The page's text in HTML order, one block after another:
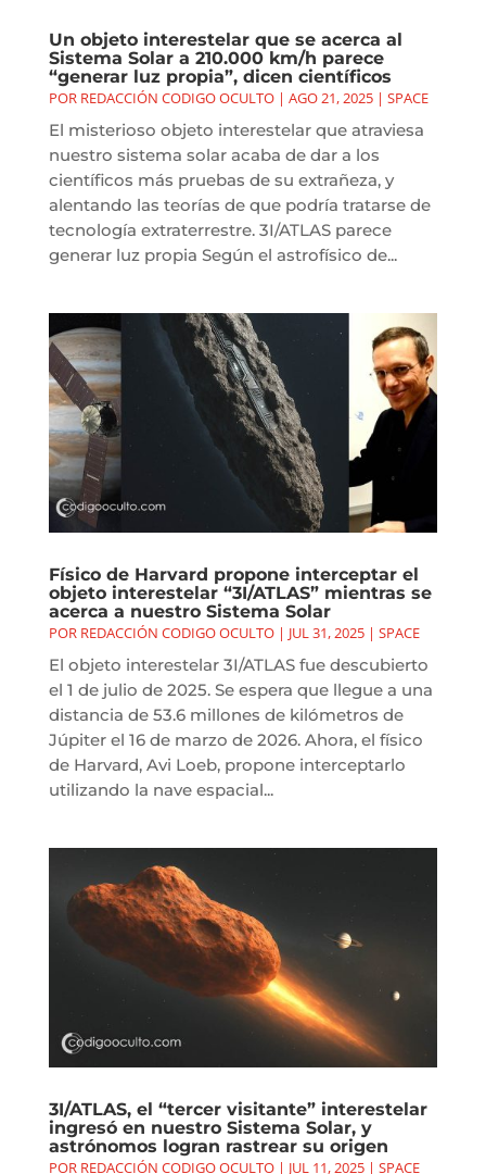
Un objeto interestelar que se acerca al
Sistema Solar a 210.000 km/h parece
“generar luz propia”, dicen científicos
POR REDACCIÓN CODIGO OCULTO| AGO 21, 2025| SPACE
El misterioso objeto interestelar que atraviesa
nuestro sistema solar acaba de dar a los
científicos más pruebas de su extrañeza, y
alentando las teorías de que podría tratarse de
tecnología extraterrestre. 3I/ATLAS parece
generar luz propia Según el astrofísico de...
Físico de Harvard propone interceptar el
objeto interestelar “3I/ATLAS” mientras se
acerca a nuestro Sistema Solar
POR REDACCIÓN CODIGO OCULTO| JUL 31, 2025| SPACE
El objeto interestelar 3I/ATLAS fue descubierto
el 1 de julio de 2025. Se espera que llegue a una
distancia de 53.6 millones de kilómetros de
Júpiter el 16 de marzo de 2026. Ahora, el físico
de Harvard, Avi Loeb, propone interceptarlo
utilizando la nave espacial...
3I/ATLAS, el “tercer visitante” interestelar
ingresó en nuestro Sistema Solar, y
astrónomos logran rastrear su origen
POR REDACCIÓN CODIGO OCULTO| JUL 11, 2025| SPACE